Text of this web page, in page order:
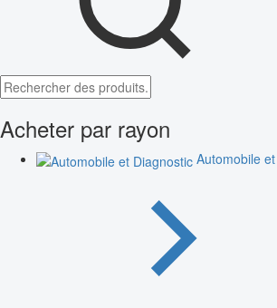
Acheter par rayon
Automobile